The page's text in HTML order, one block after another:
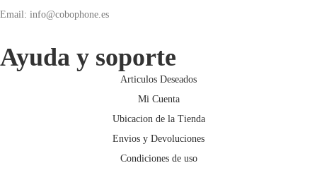
Email: info@cobophone.es
Ayuda y soporte
Articulos Deseados
Mi Cuenta
Ubicacion de la Tienda
Envios y Devoluciones
Condiciones de uso